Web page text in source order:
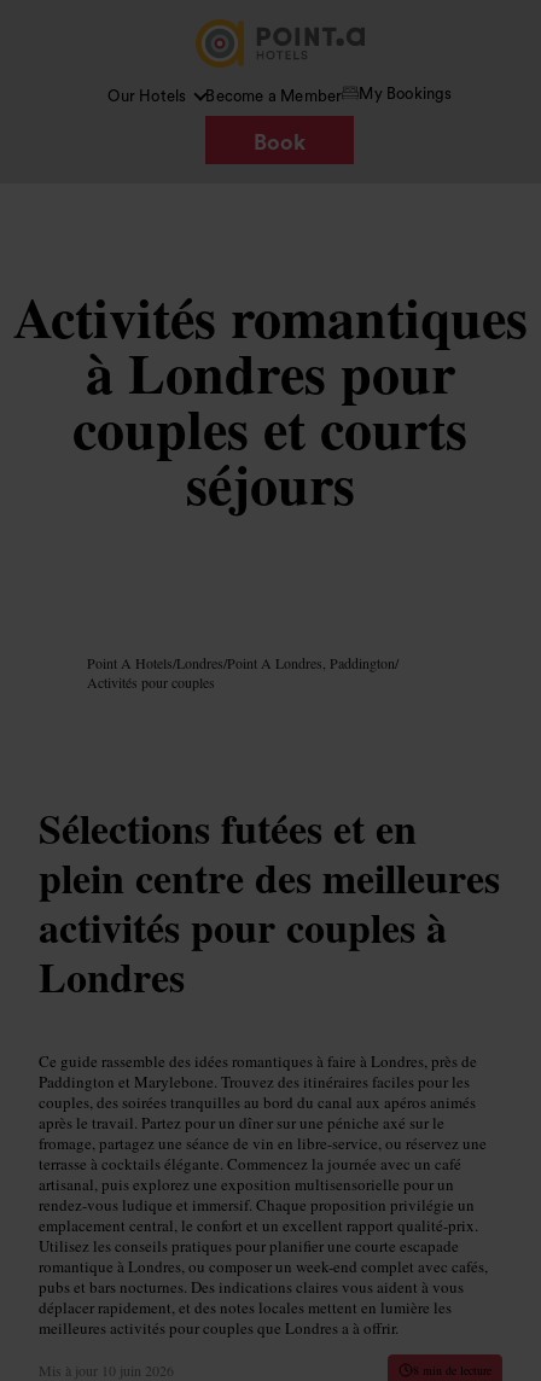
Our Hotels Become a Member My Bookings
Book
Activités romantiques
à Londres pour
couples et courts
séjours
Point A Hotels/Londres/Point A Londres, Paddington/
Activités pour couples
Sélections futées et en
plein centre des meilleures
activités pour couples à
Londres
Ce guide rassemble des idées romantiques à faire à Londres, près de
Paddington et Marylebone. Trouvez des itinéraires faciles pour les
couples, des soirées tranquilles au bord du canal aux apéros animés
après le travail. Partez pour un dîner sur une péniche axé sur le
fromage, partagez une séance de vin en libre-service, ou réservez une
terrasse à cocktails élégante. Commencez la journée avec un café
artisanal, puis explorez une exposition multisensorielle pour un
rendez-vous ludique et immersif. Chaque proposition privilégie un
emplacement central, le confort et un excellent rapport qualité-prix.
Utilisez les conseils pratiques pour planifier une courte escapade
romantique à Londres, ou composer un week-end complet avec cafés,
pubs et bars nocturnes. Des indications claires vous aident à vous
déplacer rapidement, et des notes locales mettent en lumière les
meilleures activités pour couples que Londres a à offrir.
Mis à jour 10 juin 2026 8 min de lecture